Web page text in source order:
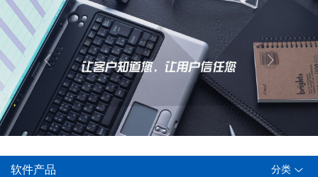
软件产品 分类